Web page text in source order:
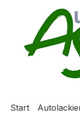
Hauptinhalt
Zur Suche springen
Zur
Start